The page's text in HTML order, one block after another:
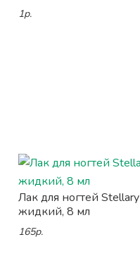
1р.
Лак для ногтей Stellary
жидкий, 8 мл
165р.